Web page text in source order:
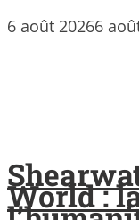
6 août 20266
World :